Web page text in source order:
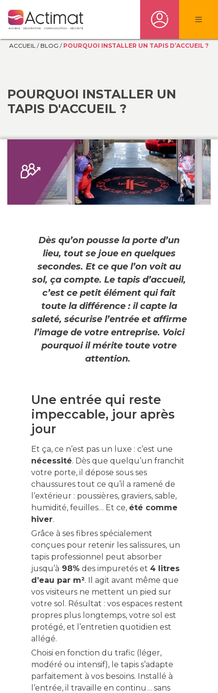
ACCUEIL / BLOG / POURQUOI INSTALLER UN TAPIS D’ACCUEIL ?
POURQUOI INSTALLER UN
TAPIS D'ACCUEIL ?
Dès qu’on pousse la porte d’un
lieu, tout se joue en quelques
secondes. Et ce que l’on voit au
sol, ça compte. Le tapis d’accueil,
c’est ce petit élément qui fait
toute la différence : il capte la
saleté, sécurise l’entrée et affirme
l’image de votre entreprise. Voici
pourquoi il mérite toute votre
attention.
Une entrée qui reste
impeccable, jour après
jour
Et ça, ce n’est pas un luxe : c’est une
nécessité. Dès que quelqu’un franchit
votre porte, il dépose sous ses
chaussures tout ce qu’il a ramené de
l’extérieur : poussières, graviers, sable,
humidité, feuilles… Et ce, été comme
hiver.
Grâce à ses fibres spécialement
conçues pour retenir les salissures, un
tapis professionnel peut absorber
jusqu’à 98% des impuretés et 4 litres
d’eau par m². Il agit avant même que
vos visiteurs ne mettent un pied sur
votre sol. Résultat : vos espaces restent
propres plus longtemps, votre sol est
protégé, et l’entretien quotidien est
allégé.
Choisi en fonction du trafic (léger,
modéré ou intensif), le tapis s’adapte
parfaitement à vos besoins. Installé à
l’entrée, il travaille en continu… sans